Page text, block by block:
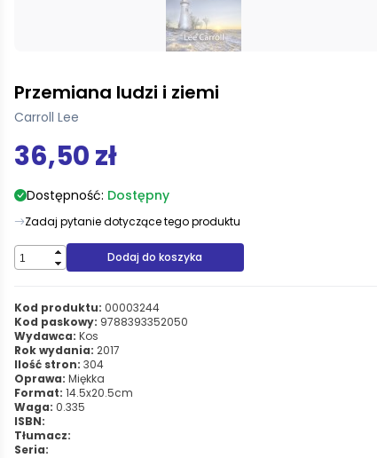
Przemiana ludzi i ziemi
Carroll Lee
36,50 zł
Dostępność: Dostępny
Zadaj pytanie dotyczące tego produktu
Dodaj do koszyka
Kod produktu: 00003244
Kod paskowy: 9788393352050
Wydawca: Kos
Rok wydania: 2017
Ilość stron: 304
Oprawa: Miękka
Format: 14.5x20.5cm
Waga: 0.335
ISBN:
Tłumacz:
Seria: